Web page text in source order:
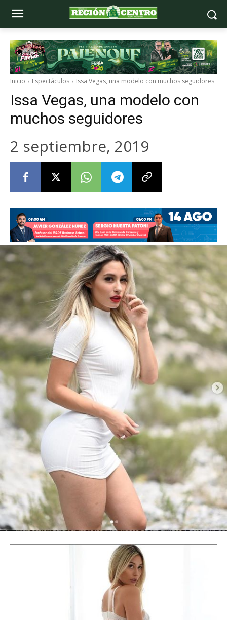
Inicio Espectáculos Issa Vegas, una modelo con muchos seguidores
Issa Vegas, una modelo con
muchos seguidores
2 septiembre, 2019